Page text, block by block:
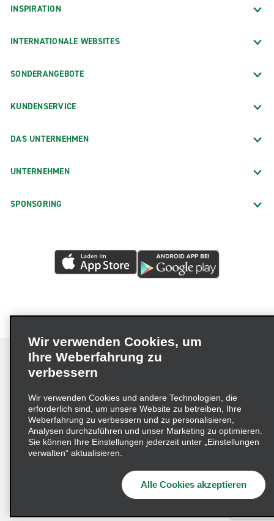
INSPIRATION
INTERNATIONALE WEBSITES
SONDERANGEBOTE
KUNDENSERVICE
DAS UNTERNEHMEN
UNTERNEHMEN
SPONSORING
Impressum Nutzungsbedingungen
Datenschutzrichtlinie
Cookie-Richtlinie
Datenschutzoptionen
Lieferkettensorgfaltspflichtengesetz (LkSG) Grundsatzerklärung
Beschwerdeverfahren nach dem
© 2026 Enterprise Holdings, Inc. Alle Rechte vorbehalten
Wir verwenden Cookies, um
Ihre Weberfahrung zu
verbessern
Wir verwenden Cookies und andere Technologien, die
erforderlich sind, um unsere Website zu betreiben, Ihre
Weberfahrung zu verbessern und zu personalisieren,
Analysen durchzuführen und unser Marketing zu optimieren.
Sie können Ihre Einstellungen jederzeit unter „Einstellungen
verwalten“ aktualisieren.
Alle Cookies akzeptieren